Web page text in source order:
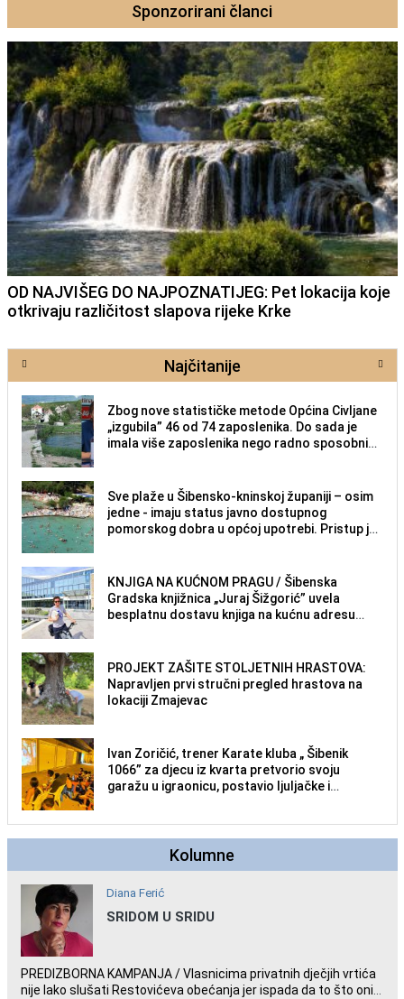
Sponzorirani članci
OD NAJVIŠEG DO NAJPOZNATIJEG: Pet lokacija koje
otkrivaju različitost slapova rijeke Krke
Najčitanije
Zbog nove statističke metode Općina Civljane
„izgubila” 46 od 74 zaposlenika. Do sada je
imala više zaposlenika nego radno sposobnih
Sve plaže u Šibensko-kninskoj županiji – osim
jedne - imaju status javno dostupnog
pomorskog dobra u općoj upotrebi. Pristup je
KNJIGA NA KUĆNOM PRAGU / Šibenska
Gradska knjižnica „Juraj Šižgorić” uvela
besplatnu dostavu knjiga na kućnu adresu
PROJEKT ZAŠITE STOLJETNIH HRASTOVA:
Napravljen prvi stručni pregled hrastova na
lokaciji Zmajevac
Ivan Zoričić, trener Karate kluba „ Šibenik
1066” za djecu iz kvarta pretvorio svoju
garažu u igraonicu, postavio ljuljačke i
Kolumne
Diana Ferić
SRIDOM U SRIDU
PREDIZBORNA KAMPANJA / Vlasnicima privatnih dječjih vrtića
nije lako slušati Restovićeva obećanja jer ispada da to što oni